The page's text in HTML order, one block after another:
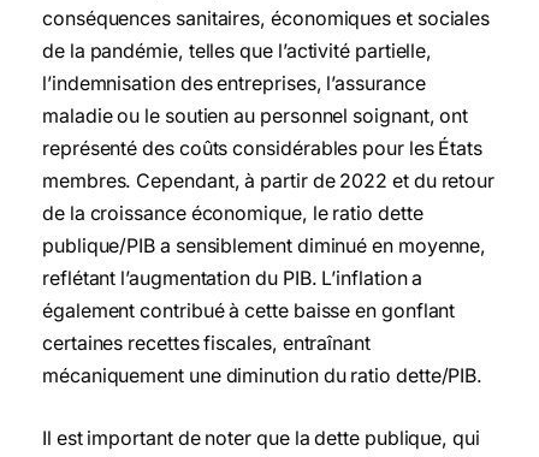
conséquences sanitaires, économiques et sociales
de la pandémie, telles que l’activité partielle,
l’indemnisation des entreprises, l’assurance
maladie ou le soutien au personnel soignant, ont
représenté des coûts considérables pour les États
membres. Cependant, à partir de 2022 et du retour
de la croissance économique, le ratio dette
publique/PIB a sensiblement diminué en moyenne,
reflétant l’augmentation du PIB. L’inflation a
également contribué à cette baisse en gonflant
certaines recettes fiscales, entraînant
mécaniquement une diminution du ratio dette/PIB.
Il est important de noter que la dette publique, qui